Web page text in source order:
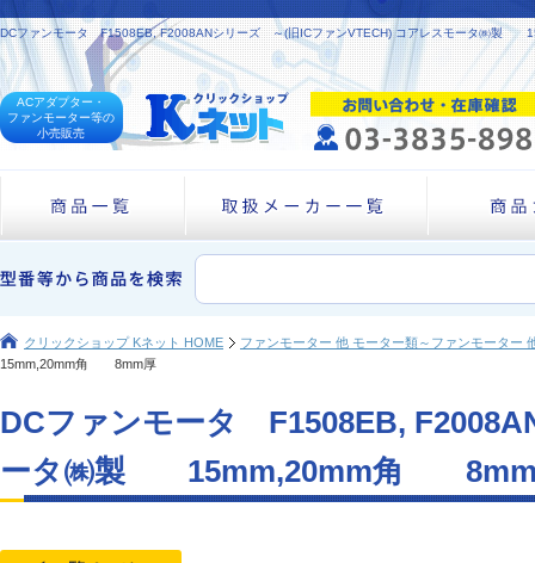
DCファンモータ F1508EB, F2008ANシリーズ ～(旧ICファンVTECH) コアレスモータ㈱製
ACアダプター・
ファンモーター等の
小売販売
クリックショップ Kネット HOME
ファンモーター 他 モーター類～ファンモーター
15mm,20mm角 8mm厚
DCファンモータ F1508EB,
ータ㈱製 15mm,20mm角